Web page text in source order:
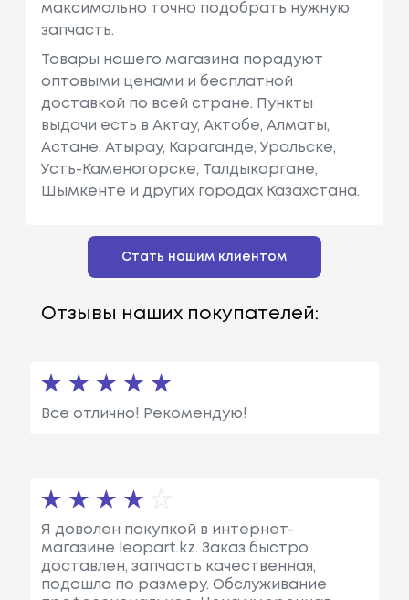
максимально точно подобрать нужную
запчасть.
Товары нашего магазина порадуют
оптовыми ценами и бесплатной
доставкой по всей стране. Пункты
выдачи есть в Актау, Актобе, Алматы,
Астане, Атырау, Караганде, Уральске,
Усть-Каменогорске, Талдыкоргане,
Шымкенте и других городах Казахстана.
Стать нашим клиентом
Отзывы наших покупателей:
Все отлично! Рекомендую!
Я доволен покупкой в интернет-
магазине leopart.kz. Заказ быстро
доставлен, запчасть качественная,
подошла по размеру. Обслуживание